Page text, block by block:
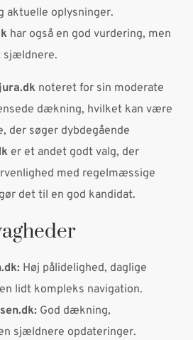
aktuelle oplysninger.
har også en god vurdering, men
sjældnere.
noteret for sin moderate
dækning, hvilket kan være
der søger dybdegående
er et andet godt valg, der
med regelmæssige
det til en god kandidat.
Høj pålidelighed, daglige
lidt kompleks navigation.
God dækning,
sjældnere opdateringer.